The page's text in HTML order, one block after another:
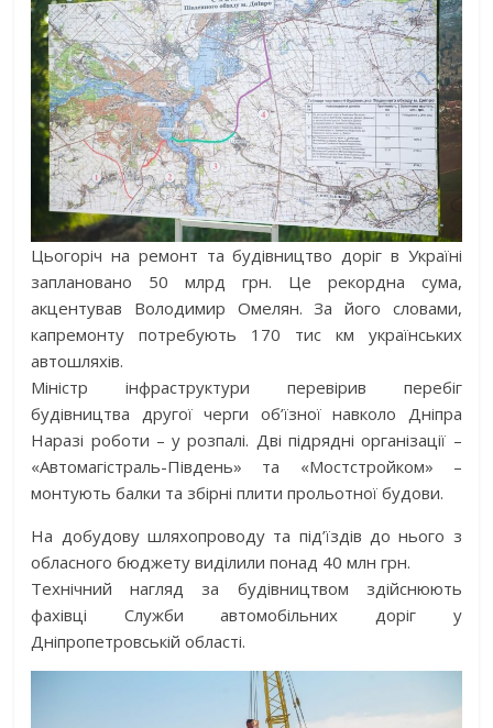
Цьогоріч на ремонт та будівництво доріг в Україні
заплановано 50 млрд грн. Це рекордна сума,
акцентував Володимир Омелян. За його словами,
капремонту потребують 170 тис км українських
автошляхів.
Міністр інфраструктури перевірив перебіг
будівництва другої черги об’їзної навколо Дніпра
Наразі роботи – у розпалі. Дві підрядні організації –
«Автомагістраль-Південь» та «Мостстройком» –
монтують балки та збірні плити прольотної будови.
На добудову шляхопроводу та під’їздів до нього з
обласного бюджету виділили понад 40 млн грн.
Технічний нагляд за будівництвом здійснюють
фахівці Служби автомобільних доріг у
Дніпропетровській області.